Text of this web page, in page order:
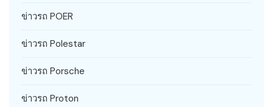
ข่าวรถ POER
ข่าวรถ Polestar
ข่าวรถ Porsche
ข่าวรถ Proton